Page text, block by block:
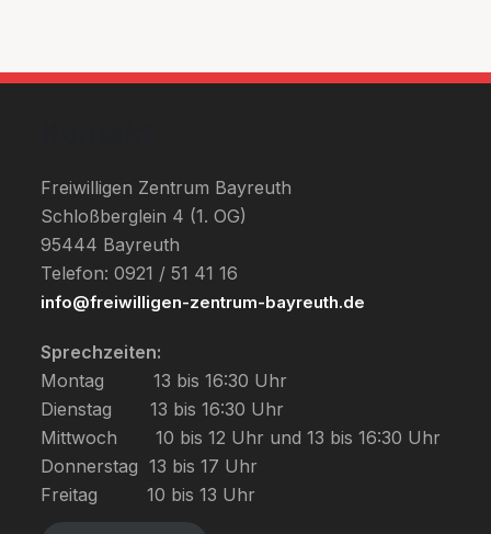
Freiwilligen Zentrum Bayreuth
Schloßberglein 4 (1. OG)
95444 Bayreuth
Telefon: 0921 / 51 41 16
info@freiwilligen-zentrum-bayreuth.de
Sprechzeiten:
Montag         13 bis 16:30 Uhr
Dienstag       13 bis 16:30 Uhr
Mittwoch       10 bis 12 Uhr und 13 bis 16:30 Uhr
Donnerstag  13 bis 17 Uhr
Freitag         10 bis 13 Uhr